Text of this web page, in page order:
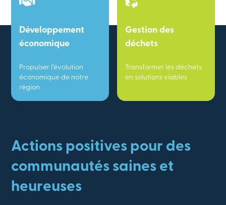
Développement
économique
Propulser l’évolution
économique de notre
région
Gestion des
déchets
Transformer les déchets
en solutions viables
Actions positives pour des
communautés saines et
heureuses